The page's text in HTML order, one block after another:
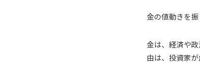
金の値動きを
金は、経済や
由は、投資家